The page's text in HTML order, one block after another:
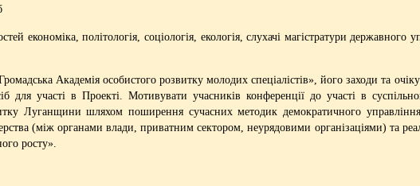
економіка, політологія, соціологія, екологія, слухачі магістратури
Академія особистого розвитку молодих спеціалістів», його заходи та
для участі в Проекті. Мотивувати учасників конференції до участі в
Луганщини шляхом поширення сучасних методик демократичного управління,
(між органами влади, приватним сектором, неурядовими організаціями) та
росту».